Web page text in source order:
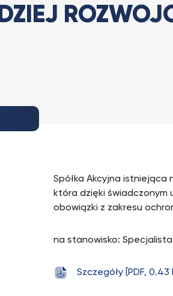
Spółka Akcyjna istniejąca
która dzięki świadczonym
obowiązki z zakresu
na stanowisko:
Szczegóły [PDF, 0.43